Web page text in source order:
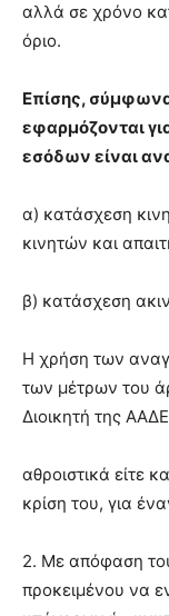
αλλά σε χρόνο
όριο.
Επίσης,
εφαρμόζονται
εσόδων είναι
α) κατάσχεση
κινητών και
β) κατάσχεση
Η χρήση των
των μέτρων του
Διοικητή της
αθροιστικά είτε
κρίση του, για
2. Με απόφαση
προκειμένου να